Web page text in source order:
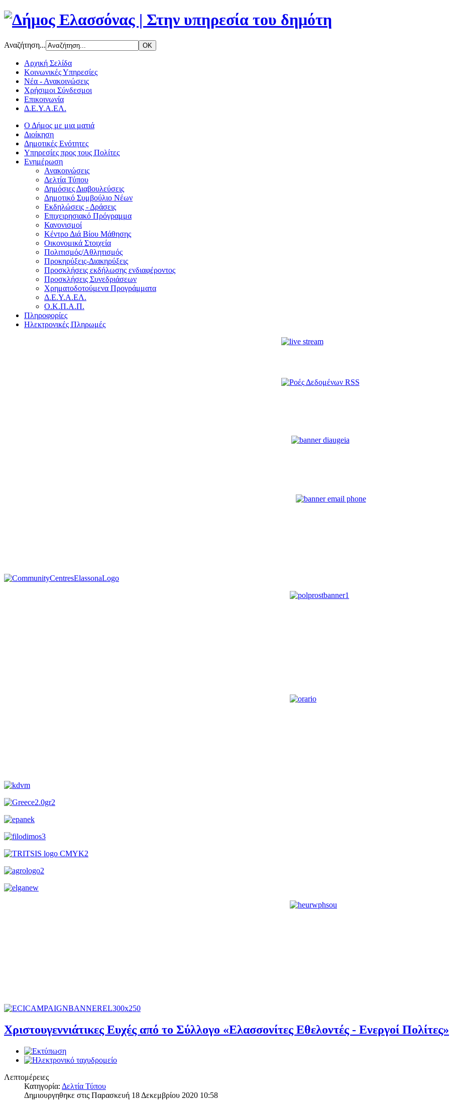
Αναζήτηση...
Αρχική Σελίδα
Κοινωνικές Υπηρεσίες
Νέα - Ανακοινώσεις
Χρήσιμοι Σύνδεσμοι
Επικοινωνία
Δ.Ε.Υ.Α.ΕΛ.
Ο Δήμος με μια ματιά
Διοίκηση
Δημοτικές Ενότητες
Υπηρεσίες προς τους Πολίτες
Ενημέρωση
Ανακοινώσεις
Δελτία Τύπου
Δημόσιες Διαβουλεύσεις
Δημοτικό Συμβούλιο Νέων
Εκδηλώσεις - Δράσεις
Επιχειρησιακό Πρόγραμμα
Κανονισμοί
Κέντρο Διά Βίου Μάθησης
Οικονομικά Στοιχεία
Πολιτισμός/Αθλητισμός
Προκηρύξεις-Διακηρύξεις
Προσκλήσεις εκδήλωσης ενδιαφέροντος
Προσκλήσεις Συνεδριάσεων
Χρηματοδοτούμενα Προγράμματα
Δ.Ε.Υ.Α.ΕΛ.
Ο.Κ.Π.Α.Π.
Πληροφορίες
Ηλεκτρονικές Πληρωμές
Χριστουγεννιάτικες Ευχές από το Σύλλογο «Ελασσονίτες Εθελοντές - Ενεργοί Πολίτες»
Λεπτομέρειες
Κατηγορία: Δελτία Τύπου
Δημιουργηθηκε στις Παρασκευή 18 Δεκεμβρίου 2020 10:58